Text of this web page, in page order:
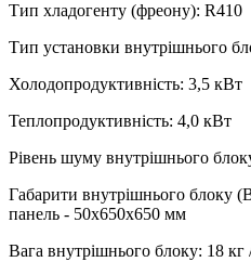
Тип хладогенту (фреону): R410
Тип установки внутрішнього
Холодопродуктивність: 3,5 кВт
Теплопродуктивність: 4,0 кВт
Рівень шуму внутрішнього
Габарити внутрішнього блоку
панель - 50х650х650 мм
Вага внутрішнього блоку: 18 кг